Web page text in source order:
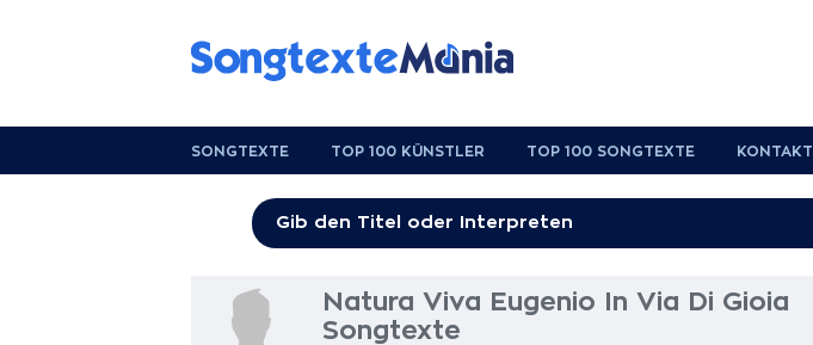
SONGTEXTE TOP 100 KÜNSTLER TOP 100 SONGTEXTE KONTAKT
Natura Viva Eugenio In Via Di Gioia
Songtexte